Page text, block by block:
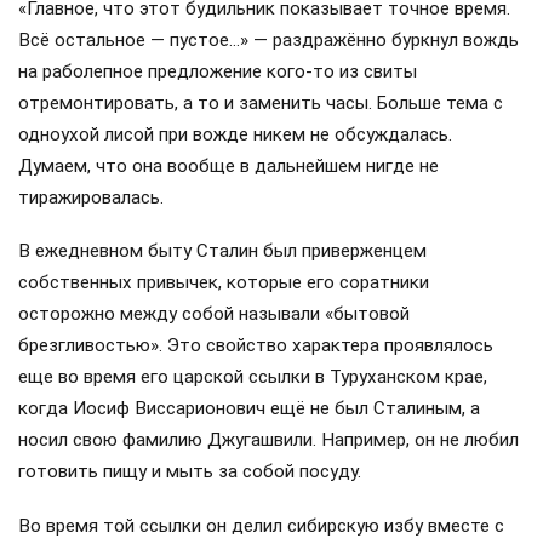
«Главное, что этот будильник показывает точное время.
Всё остальное — пустое…» — раздражённо буркнул вождь
на раболепное предложение кого-то из свиты
отремонтировать, а то и заменить часы. Больше тема с
одноухой лисой при вожде никем не обсуждалась.
Думаем, что она вообще в дальнейшем нигде не
тиражировалась.
В ежедневном быту Сталин был приверженцем
собственных привычек, которые его соратники
осторожно между собой называли «бытовой
брезгливостью». Это свойство характера проявлялось
еще во время его царской ссылки в Туруханском крае,
когда Иосиф Виссарионович ещё не был Сталиным, а
носил свою фамилию Джугашвили. Например, он не любил
готовить пищу и мыть за собой посуду.
Во время той ссылки он делил сибирскую избу вместе с